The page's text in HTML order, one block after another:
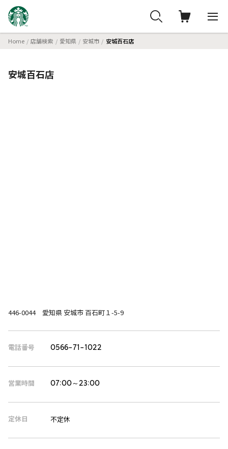
Home 店舗検索 愛知県 安城市 安城百石店
安城百石店
446-0044 愛知県 安城市 百石町１-5-9
電話番号 0566-71-1022
営業時間 07:00～23:00
定休日 不定休